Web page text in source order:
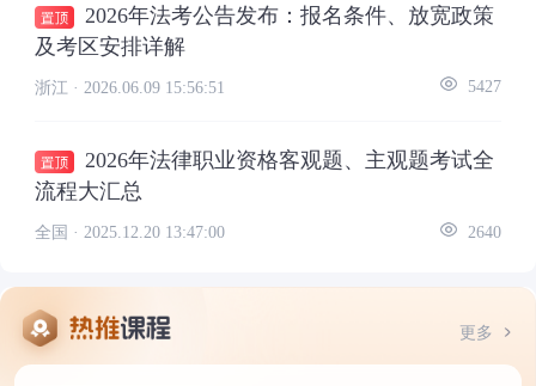
2026年法考公告发布：报名条件、放宽政策
及考区安排详解
浙江 · 2026.06.09 15:56:51 5427
2026年法律职业资格客观题、主观题考试全
流程大汇总
全国 · 2025.12.20 13:47:00 2640
更多